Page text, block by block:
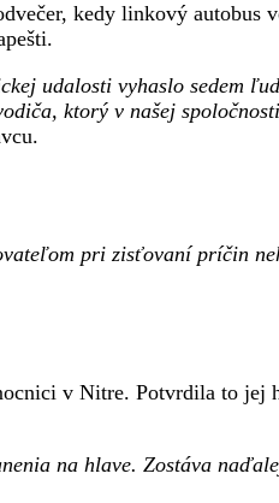
kedy linkový autobus
udalosti vyhaslo sedem
ktorý v našej
pri zisťovaní príčin
v Nitre. Potvrdila to jej
na hlave. Zostáva